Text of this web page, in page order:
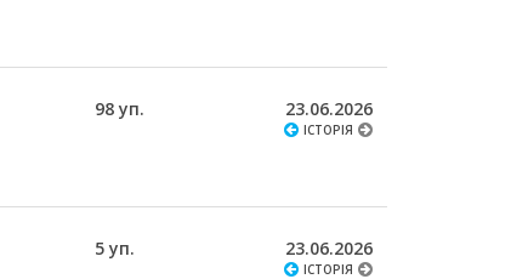
98 уп. 23.06.2026
ІСТОРІЯ
5 уп. 23.06.2026
ІСТОРІЯ